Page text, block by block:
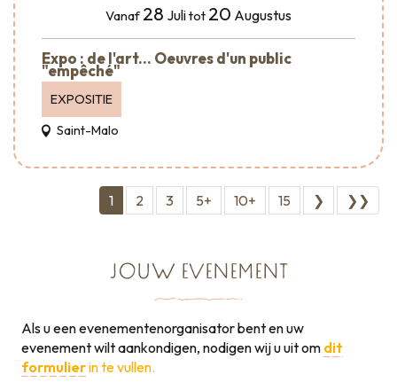
Vanaf 28 Julitot 20 Augustus
Expo : de l'art... Oeuvres d'un public
"empêché"
EXPOSITIE
Saint-Malo
1 2 3 5+ 10+ 15 ❯ ❯❯
JOUW EVENEMENT
Als u een evenementenorganisator bent en uw
evenement wilt aankondigen, nodigen wij u uit om dit
formulierin te vullen.